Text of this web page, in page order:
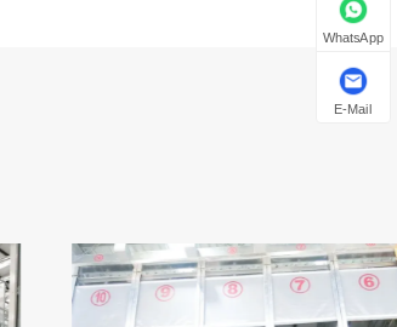
WhatsApp
E-Mail